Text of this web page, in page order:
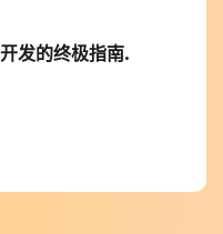
发的终极指南.